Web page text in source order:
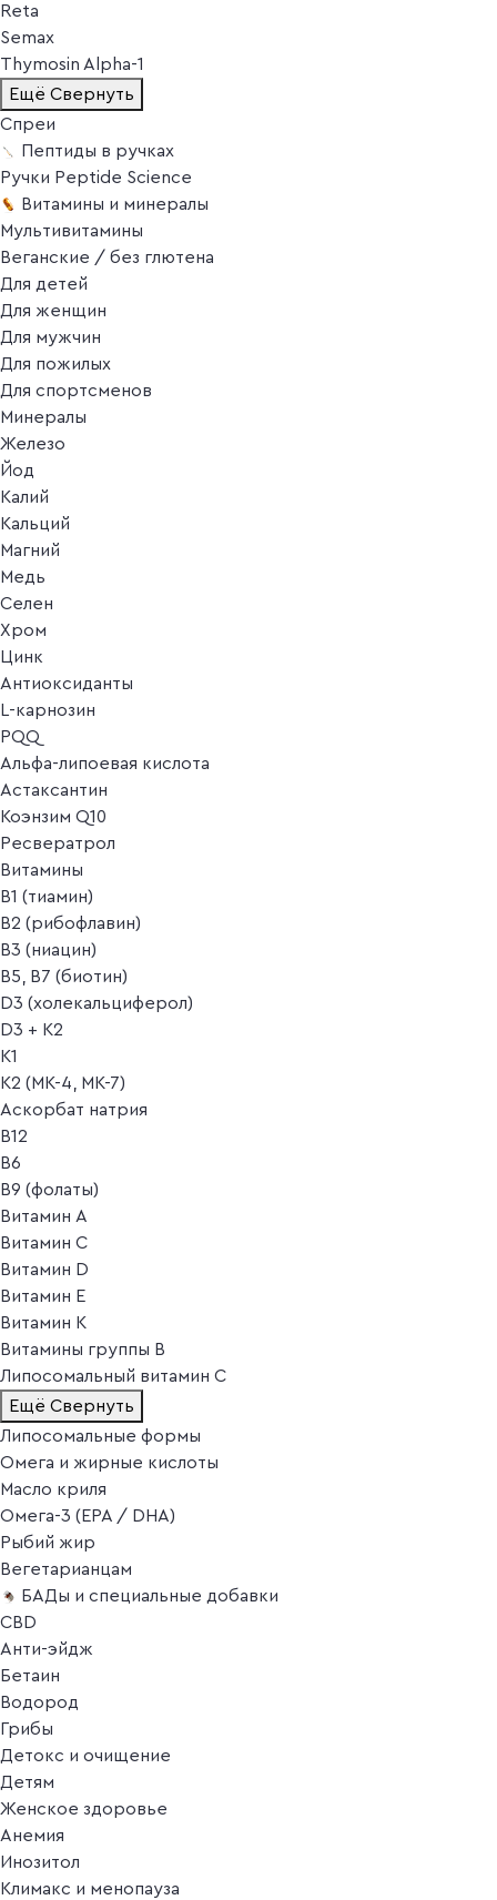
Reta
Semax
Thymosin Alpha-1
Ещё Свернуть
Спреи
Пептиды в ручках
Ручки Peptide Science
Витамины и минералы
Мультивитамины
Веганские / без глютена
Для детей
Для женщин
Для мужчин
Для пожилых
Для спортсменов
Минералы
Железо
Йод
Калий
Кальций
Магний
Медь
Селен
Хром
Цинк
Антиоксиданты
L-карнозин
PQQ
Альфа-липоевая кислота
Астаксантин
Коэнзим Q10
Ресвератрол
Витамины
B1 (тиамин)
B2 (рибофлавин)
B3 (ниацин)
B5, B7 (биотин)
D3 (холекальциферол)
D3 + K2
K1
K2 (MK-4, MK-7)
Аскорбат натрия
В12
В6
В9 (фолаты)
Витамин A
Витамин C
Витамин D
Витамин E
Витамин K
Витамины группы B
Липосомальный витамин C
Ещё Свернуть
Липосомальные формы
Омега и жирные кислоты
Масло криля
Омега-3 (EPA / DHA)
Рыбий жир
Вегетарианцам
БАДы и специальные добавки
CBD
Анти-эйдж
Бетаин
Водород
Грибы
Детокс и очищение
Детям
Женское здоровье
Анемия
Инозитол
Климакс и менопауза